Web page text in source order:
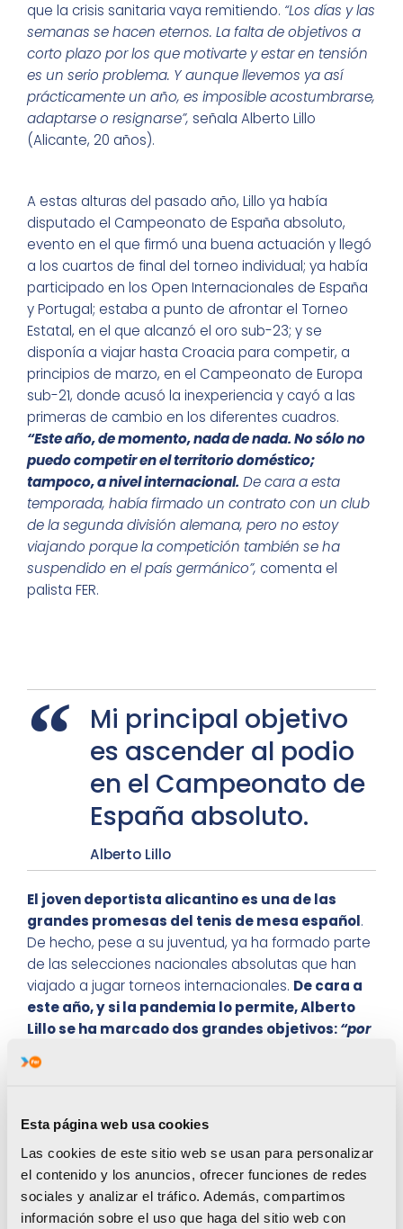
Esta página web usa cookies
Las cookies de este sitio web se usan para personalizar
el contenido y los anuncios, ofrecer funciones de redes
sociales y analizar el tráfico. Además, compartimos
información sobre el uso que haga del sitio web con
que la crisis sanitaria vaya remitiendo. “Los días y las
semanas se hacen eternos. La falta de objetivos a
corto plazo por los que motivarte y estar en tensión
es un serio problema. Y aunque llevemos ya así
prácticamente un año, es imposible acostumbrarse,
adaptarse o resignarse”, señala Alberto Lillo
(Alicante, 20 años).
A estas alturas del pasado año, Lillo ya había
disputado el Campeonato de España absoluto,
evento en el que firmó una buena actuación y llegó
a los cuartos de final del torneo individual; ya había
participado en los Open Internacionales de España
y Portugal; estaba a punto de afrontar el Torneo
Estatal, en el que alcanzó el oro sub-23; y se
disponía a viajar hasta Croacia para competir, a
principios de marzo, en el Campeonato de Europa
sub-21, donde acusó la inexperiencia y cayó a las
primeras de cambio en los diferentes cuadros.
“Este año, de momento, nada de nada. No sólo no
puedo competir en el territorio doméstico;
tampoco, a nivel internacional. De cara a esta
temporada, había firmado un contrato con un club
de la segunda división alemana, pero no estoy
viajando porque la competición también se ha
suspendido en el país germánico”, comenta el
palista FER.
Mi principal objetivo
es ascender al podio
en el Campeonato de
España absoluto.
Alberto Lillo
El joven deportista alicantino es una de las
grandes promesas del tenis de mesa español.
De hecho, pese a su juventud, ya ha formado parte
de las selecciones nacionales absolutas que han
viajado a jugar torneos internacionales. De cara a
este año, y si la pandemia lo permite, Alberto
Lillo se ha marcado dos grandes objetivos:“por
una parte, subir al podio en el Campeonato de
España absoluto; por otra, llegar a los cuartos de
2021, cumplo mi segundo y penúltimo año. Por el
momento, sí sé que los Nacionales absoluto y sub-
23 se celebrarán durante la segunda quincena de
junio, aunque ya veremos. Por contra, no hay
ninguna previsión para el Campeonato de Europa”,
expresa Alberto.